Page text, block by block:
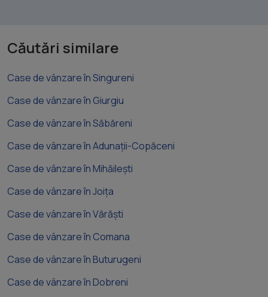
Căutări similare
Case de vânzare în Singureni
Case de vânzare în Giurgiu
Case de vânzare în Săbăreni
Case de vânzare în Adunații-Copăceni
Case de vânzare în Mihăilești
Case de vânzare în Joița
Case de vânzare în Vărăști
Case de vânzare în Comana
Case de vânzare în Buturugeni
Case de vânzare în Dobreni